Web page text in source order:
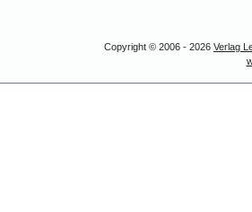
Copyright © 2006 - 2026 Verlag